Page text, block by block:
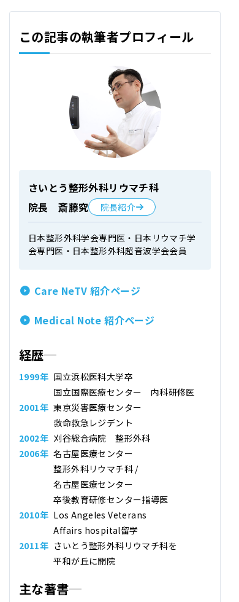
この記事の執筆者プロフィール
さいとう整形外科リウマチ科
院長 斎藤究
院長紹介
日本整形外科学会専門医・日本リウマチ学
会専門医・日本整形外科超音波学会会員
Care NeTV 紹介ページ
Medical Note 紹介ページ
経歴
1999年 国立浜松医科大学卒
国立国際医療センター 内科研修医
2001年 東京災害医療センター
救命救急レジデント
2002年 刈谷総合病院 整形外科
2006年 名古屋医療センター
整形外科リウマチ科 /
名古屋医療センター
卒後教育研修センター指導医
2010年 Los Angeles Veterans
Affairs hospital留学
2011年 さいとう整形外科リウマチ科を
平和が丘に開院
主な著書